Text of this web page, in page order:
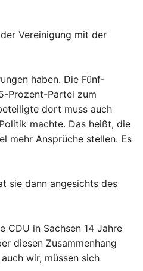
Vereinigung mit der
haben. Die Fünf-
Prozent-Partei zum
dort muss auch
machte. Das heißt, die
mehr Ansprüche stellen. Es
sie dann angesichts des
CDU in Sachsen 14 Jahre
diesen Zusammenhang
wir, müssen sich